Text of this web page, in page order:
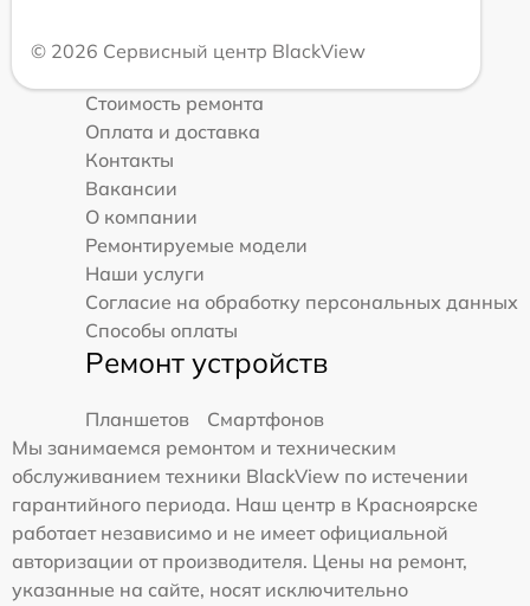
© 2026 Сервисный центр BlackView
Стоимость ремонта
Оплата и доставка
Контакты
Вакансии
О компании
Ремонтируемые модели
Наши услуги
Согласие на обработку персональных данных
Способы оплаты
Ремонт устройств
Планшетов
Смартфонов
Мы занимаемся ремонтом и техническим
обслуживанием техники BlackView по истечении
гарантийного периода. Наш центр в Красноярске
работает независимо и не имеет официальной
авторизации от производителя. Цены на ремонт,
указанные на сайте, носят исключительно